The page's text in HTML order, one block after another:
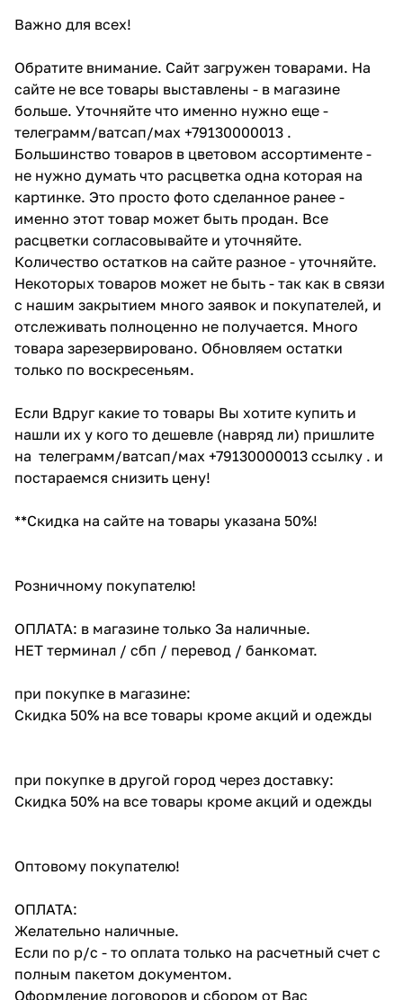
Важно для всех!
Обратите внимание. Сайт загружен товарами. На
сайте не все товары выставлены - в магазине
больше. Уточняйте что именно нужно еще -
телеграмм/ватсап/мах +79130000013 .
Большинство товаров в цветовом ассортименте -
не нужно думать что расцветка одна которая на
картинке. Это просто фото сделанное ранее -
именно этот товар может быть продан. Все
расцветки согласовывайте и уточняйте.
Количество остатков на сайте разное - уточняйте.
Некоторых товаров может не быть - так как в связи
с нашим закрытием много заявок и покупателей, и
отслеживать полноценно не получается. Много
товара зарезервировано. Обновляем остатки
только по воскресеньям.
Если Вдруг какие то товары Вы хотите купить и
нашли их у кого то дешевле (навряд ли) пришлите
на телеграмм/ватсап/мах +79130000013 ссылку . и
постараемся снизить цену!
**Скидка на сайте на товары указана 50%!
Розничному покупателю!
ОПЛАТА: в магазине только За наличные.
НЕТ терминал / сбп / перевод / банкомат.
при покупке в магазине:
Скидка 50% на все товары кроме акций и одежды
при покупке в другой город через доставку:
Скидка 50% на все товары кроме акций и одежды
Оптовому покупателю!
ОПЛАТА:
Желательно наличные.
Если по р/с - то оплата только на расчетный счет с
полным пакетом документом.
Оформление договоров и сбором от Вас